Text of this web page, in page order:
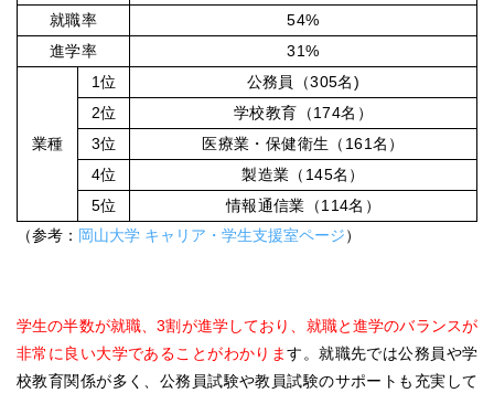
就職率
54%
進学率
31%
業種
1位
公務員（305名)
2位
学校教育（174名）
3位
医療業・保健衛生（161名）
4位
製造業（145名）
5位
情報通信業（114名）
（参考： 岡山大学 キャリア・学生支援室ページ）
学生の半数が就職、3割が進学しており、就職と進学のバランスが
非常に良い大学であることがわかります。就職先では公務員や学
校教育関係が多く、公務員試験や教員試験のサポートも充実して